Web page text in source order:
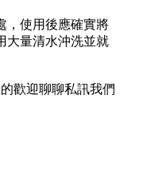
，使用後應確實將
大量清水沖洗並就
歡迎聊聊私訊我們